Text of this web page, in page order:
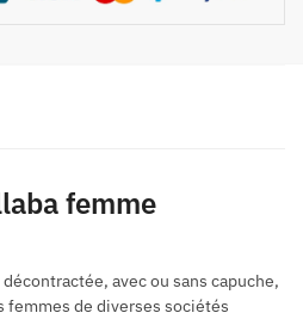
femme
avec ou sans capuche,
femmes de diverses sociétés